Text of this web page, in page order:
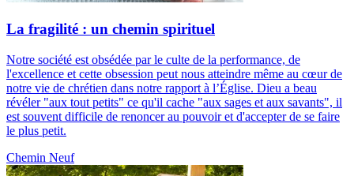
La fragilité : un chemin spirituel
Notre société est obsédée par le culte de la performance, de
l'excellence et cette obsession peut nous atteindre même au cœur de
notre vie de chrétien dans notre rapport à l’Église. Dieu a beau
révéler "aux tout petits" ce qu'il cache "aux sages et aux savants", il
est souvent difficile de renoncer au pouvoir et d'accepter de se faire
le plus petit.
Chemin Neuf